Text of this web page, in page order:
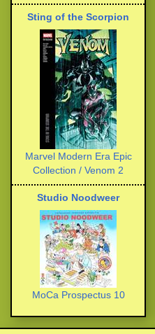
Sting of the Scorpion
Marvel Modern Era Epic
Collection / Venom 2
Studio Noodweer
MoCa Prospectus 10